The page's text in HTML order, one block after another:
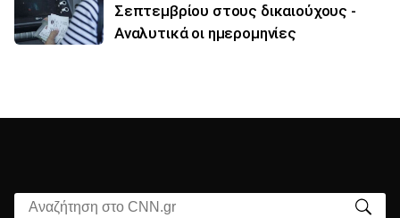
Σεπτεμβρίου στους δικαιούχους -
Αναλυτικά οι ημερομηνίες
Αναζήτηση στο CNN.gr